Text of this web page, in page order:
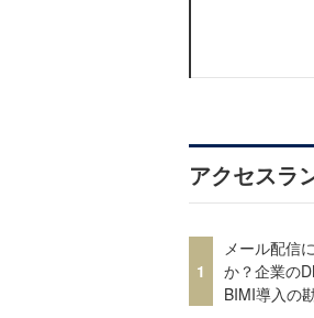
アクセスラ
1
メール配信
か？企業の
BIMI導入の